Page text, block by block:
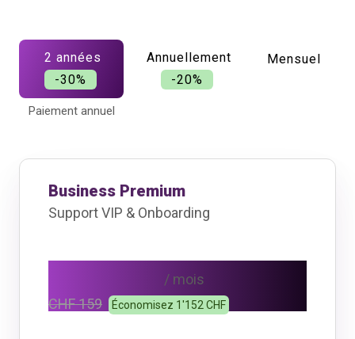
2 années
-30%
Paiement annuel
Annuellement
-20%
Mensuel
Business Premium
Support VIP & Onboarding
/ mois
CHF 159
Économisez 1'152 CHF